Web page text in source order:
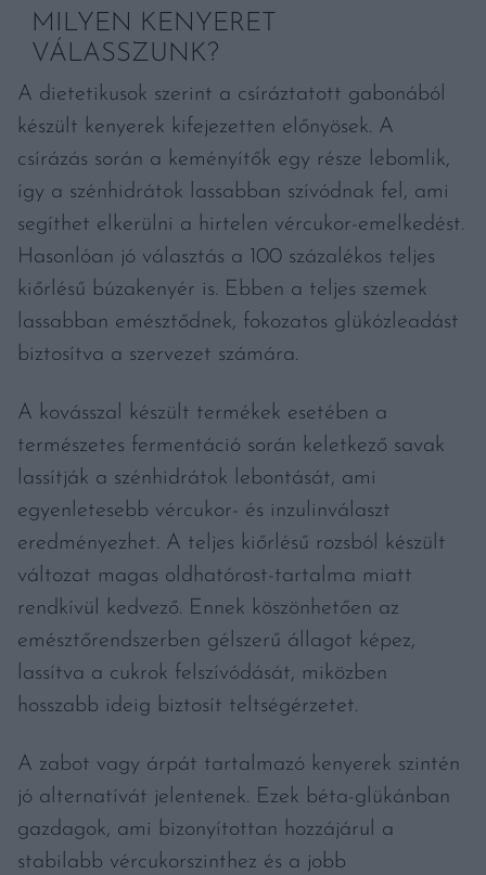
MILYEN KENYERET
VÁLASSZUNK?
A dietetikusok szerint a csíráztatott gabonából
készült kenyerek kifejezetten előnyösek. A
csírázás során a keményítők egy része lebomlik,
így a szénhidrátok lassabban szívódnak fel, ami
segíthet elkerülni a hirtelen vércukor-emelkedést.
Hasonlóan jó választás a 100 százalékos teljes
kiőrlésű búzakenyér is. Ebben a teljes szemek
lassabban emésztődnek, fokozatos glükózleadást
biztosítva a szervezet számára.
A kovásszal készült termékek esetében a
természetes fermentáció során keletkező savak
lassítják a szénhidrátok lebontását, ami
egyenletesebb vércukor- és inzulinválaszt
eredményezhet. A teljes kiőrlésű rozsból készült
változat magas oldhatórost-tartalma miatt
rendkívül kedvező. Ennek köszönhetően az
emésztőrendszerben gélszerű állagot képez,
lassítva a cukrok felszívódását, miközben
hosszabb ideig biztosít teltségérzetet.
A zabot vagy árpát tartalmazó kenyerek szintén
jó alternatívát jelentenek. Ezek béta-glükánban
gazdagok, ami bizonyítottan hozzájárul a
stabilabb vércukorszinthez és a jobb